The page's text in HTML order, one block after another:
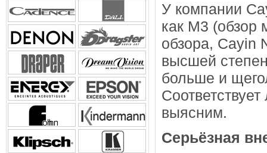
У компании
как M3 (обзор
обзора, Cayin
высшей
больше и
выясним.
Серьёзная